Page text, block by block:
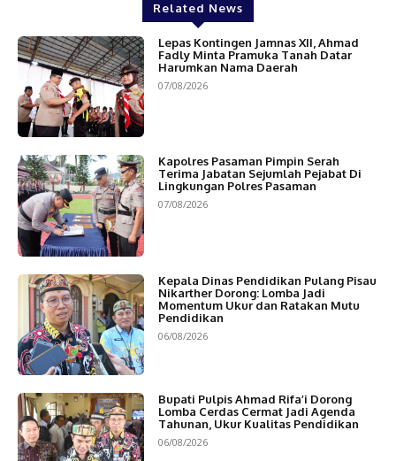
Related News
Lepas Kontingen Jamnas XII, Ahmad
Fadly Minta Pramuka Tanah Datar
Harumkan Nama Daerah
07/08/2026
Kapolres Pasaman Pimpin Serah
Terima Jabatan Sejumlah Pejabat Di
Lingkungan Polres Pasaman
07/08/2026
Kepala Dinas Pendidikan Pulang Pisau
Nikarther Dorong: Lomba Jadi
Momentum Ukur dan Ratakan Mutu
Pendidikan
06/08/2026
Bupati Pulpis Ahmad Rifa’i Dorong
Lomba Cerdas Cermat Jadi Agenda
Tahunan, Ukur Kualitas Pendidikan
06/08/2026